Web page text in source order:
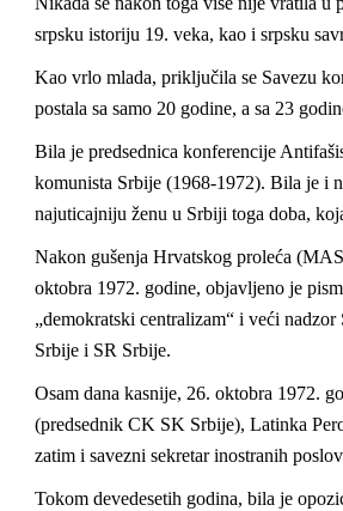
srpsku istoriju 19. veka, kao i srpsku
Kao vrlo mlada, priključila se Savezu
postala sa samo 20 godine, a sa 23
Bila je predsednica konferencije
komunista Srbije (1968-1972). Bila je i
najuticajniju ženu u Srbiji toga doba,
Nakon gušenja Hrvatskog proleća
oktobra 1972. godine, objavljeno je
„demokratski centralizam“ i veći
Srbije i SR Srbije.
Osam dana kasnije, 26. oktobra 1972.
(predsednik CK SK Srbije), Latinka
zatim i savezni sekretar inostranih
Tokom devedesetih godina, bila je